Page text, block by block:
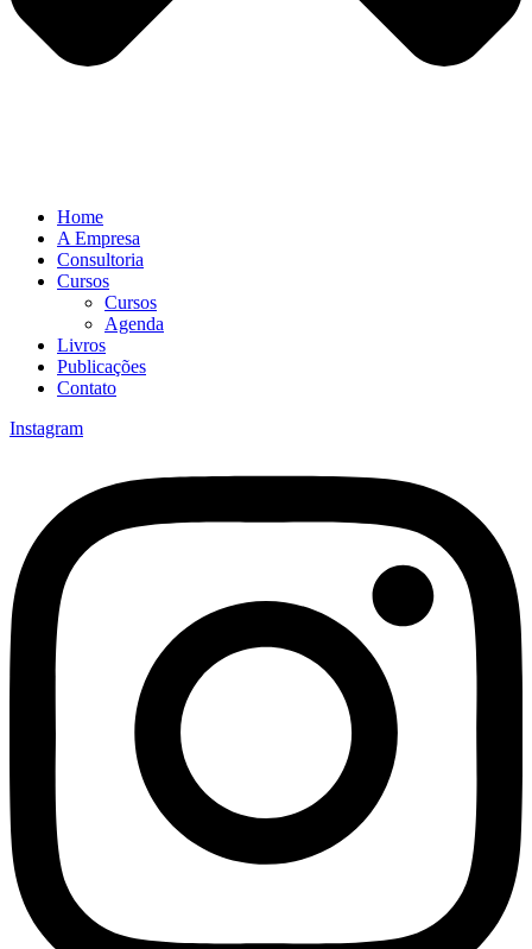
Home
A Empresa
Consultoria
Cursos
Cursos
Agenda
Livros
Publicações
Contato
Instagram